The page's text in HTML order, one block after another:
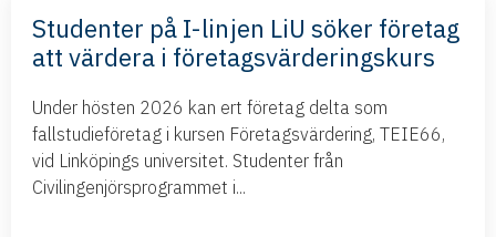
Studenter på I-linjen LiU söker företag
att värdera i företagsvärderingskurs
Under hösten 2026 kan ert företag delta som
fallstudieföretag i kursen Företagsvärdering, TEIE66,
vid Linköpings universitet. Studenter från
Civilingenjörsprogrammet i...